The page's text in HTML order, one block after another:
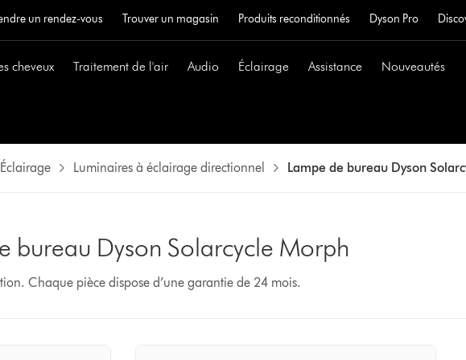
un rendez-vous Trouver un magasin Produits reconditionnés Dyson Pro
cheveux Traitement de l'air Audio Éclairage Assistance Nouveautés
Éclairage Luminaires à éclairage directionnel Lampe de bureau Dyson
bureau Dyson Solarcycle Morph
Chaque pièce dispose d’une garantie de 24 mois.